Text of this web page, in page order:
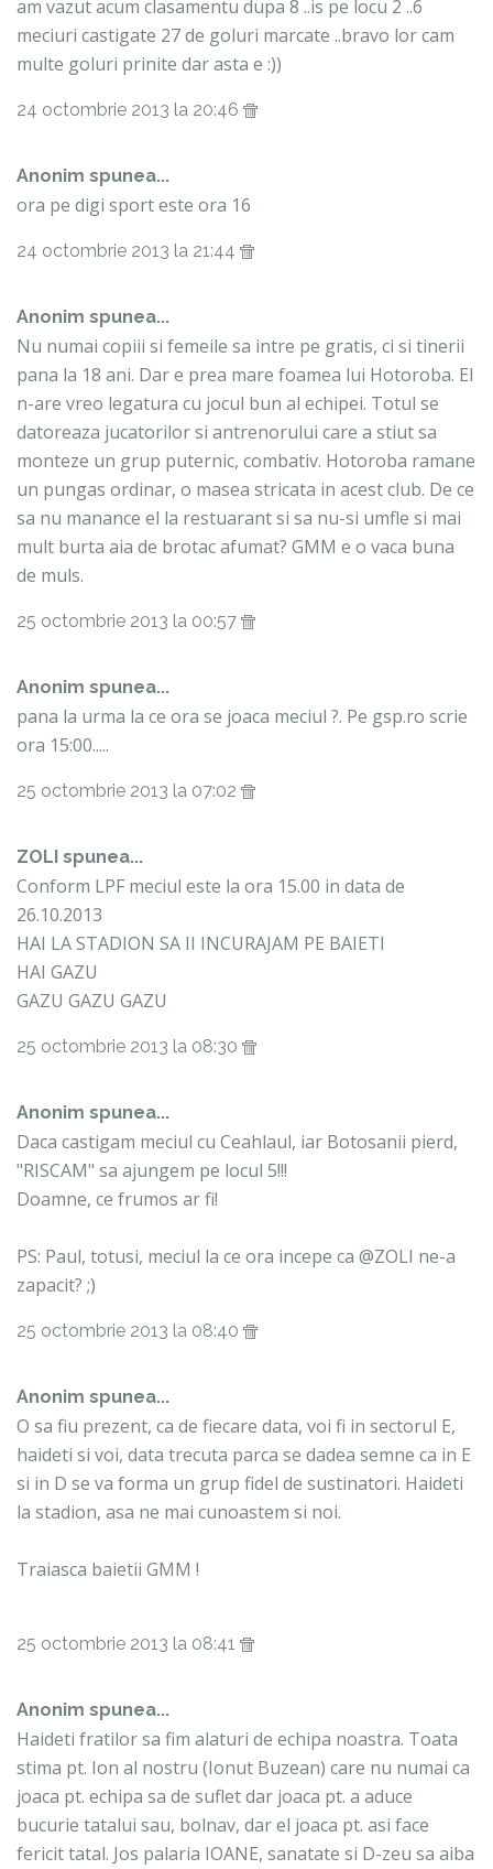
am vazut acum clasamentu dupa 8 ..is pe locu 2 ..6
meciuri castigate 27 de goluri marcate ..bravo lor cam
multe goluri prinite dar asta e :))
24 octombrie 2013 la 20:46
Anonim spunea...
ora pe digi sport este ora 16
24 octombrie 2013 la 21:44
Anonim spunea...
Nu numai copiii si femeile sa intre pe gratis, ci si tinerii
pana la 18 ani. Dar e prea mare foamea lui Hotoroba. El
n-are vreo legatura cu jocul bun al echipei. Totul se
datoreaza jucatorilor si antrenorului care a stiut sa
monteze un grup puternic, combativ. Hotoroba ramane
un pungas ordinar, o masea stricata in acest club. De ce
sa nu manance el la restuarant si sa nu-si umfle si mai
mult burta aia de brotac afumat? GMM e o vaca buna
de muls.
25 octombrie 2013 la 00:57
Anonim spunea...
pana la urma la ce ora se joaca meciul ?. Pe gsp.ro scrie
ora 15:00.....
25 octombrie 2013 la 07:02
ZOLI spunea...
Conform LPF meciul este la ora 15.00 in data de
26.10.2013
HAI LA STADION SA II INCURAJAM PE BAIETI
HAI GAZU
GAZU GAZU GAZU
25 octombrie 2013 la 08:30
Anonim spunea...
Daca castigam meciul cu Ceahlaul, iar Botosanii pierd,
"RISCAM" sa ajungem pe locul 5!!!
Doamne, ce frumos ar fi!
PS: Paul, totusi, meciul la ce ora incepe ca @ZOLI ne-a
zapacit? ;)
25 octombrie 2013 la 08:40
Anonim spunea...
O sa fiu prezent, ca de fiecare data, voi fi in sectorul E,
haideti si voi, data trecuta parca se dadea semne ca in E
si in D se va forma un grup fidel de sustinatori. Haideti
la stadion, asa ne mai cunoastem si noi.
Traiasca baietii GMM !
25 octombrie 2013 la 08:41
Anonim spunea...
Haideti fratilor sa fim alaturi de echipa noastra. Toata
stima pt. Ion al nostru (Ionut Buzean) care nu numai ca
joaca pt. echipa sa de suflet dar joaca pt. a aduce
bucurie tatalui sau, bolnav, dar el joaca pt. asi face
fericit tatal. Jos palaria IOANE, sanatate si D-zeu sa aiba